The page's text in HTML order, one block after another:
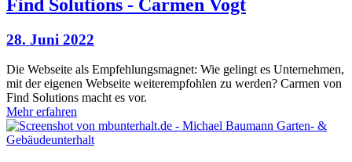
Find Solutions - Carmen Vogt
28. Juni 2022
Die Webseite als Empfehlungsmagnet: Wie gelingt es Unternehmen,
mit der eigenen Webseite weiterempfohlen zu werden? Carmen von
Find Solutions macht es vor.
Mehr erfahren